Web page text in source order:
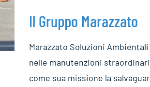
Il Gruppo Marazzato
Marazzato Soluzioni
nelle manutenzioni
come sua missione la